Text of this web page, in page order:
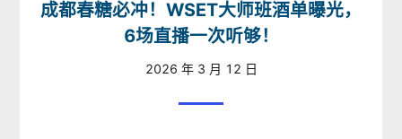
成都春糖必冲！WSET大师班酒单曝光，
6场直播一次听够！
2026 年 3 月 12 日